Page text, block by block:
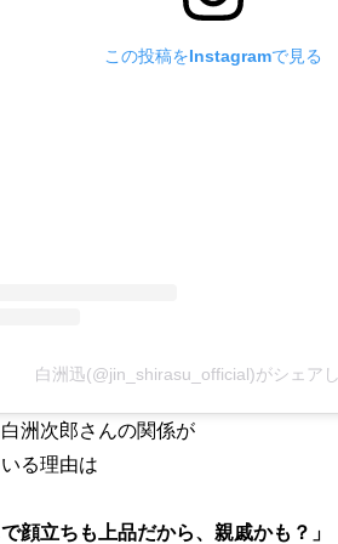
この投稿をInstagramで見る
白洲迅(@jin_shirasu_official)がシェア
洲次郎さんの関係が
る理由は
で顔立ちも上品だから、親戚かも？」